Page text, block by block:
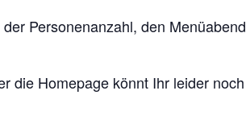
Personenanzahl, den Menüabend
die Homepage könnt Ihr leider noch